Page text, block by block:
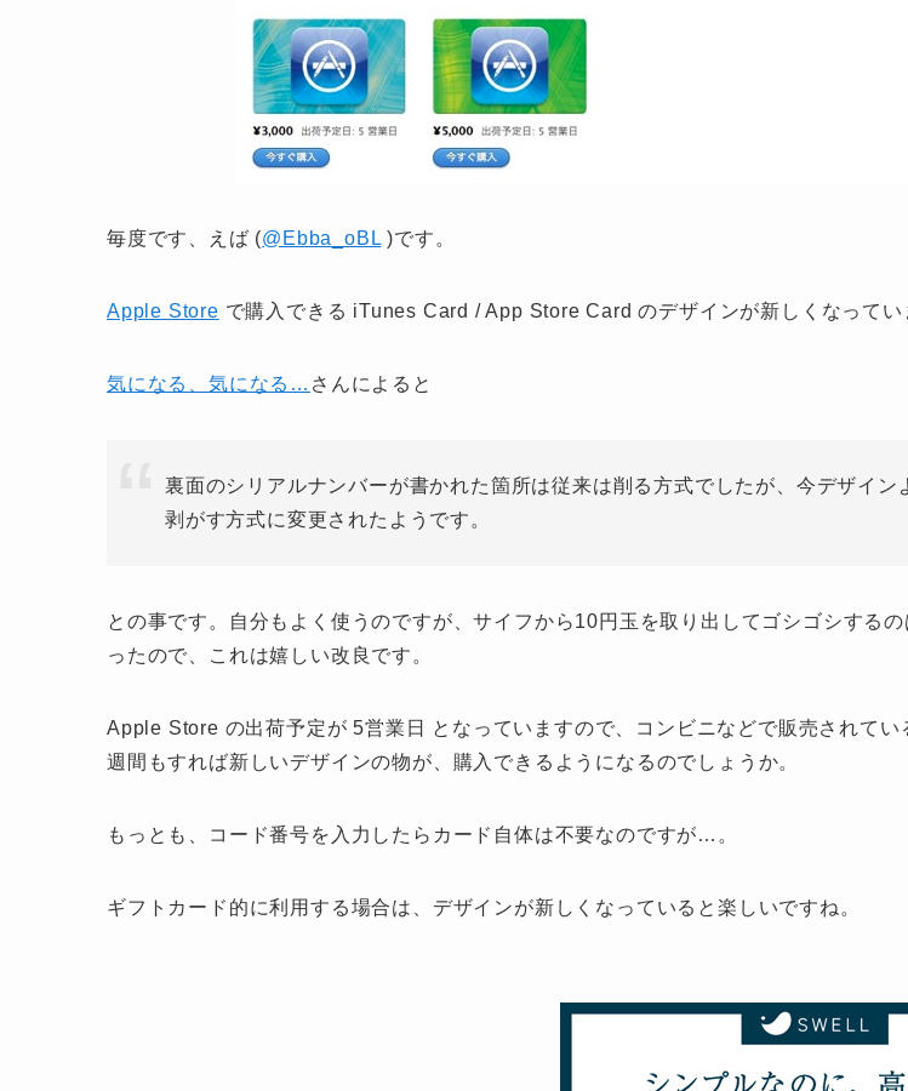
毎度です、えば (@Ebba_oBL )です。
Apple Store で購入できる iTunes Card / App Store Card のデザインが新しくなってい
気になる、気になる… さんによると
裏面のシリアルナンバーが書かれた箇所は従来は削る方式でしたが、今デザイン
剥がす方式に変更されたようです。
との事です。自分もよく使うのですが、サイフから10円玉を取り出してゴシゴシする
ったので、これは嬉しい改良です。
Apple Store の出荷予定が 5営業日 となっていますので、コンビニなどで販売されてい
週間もすれば新しいデザインの物が、購入できるようになるのでしょうか。
もっとも、コード番号を入力したらカード自体は不要なのですが…。
ギフトカード的に利用する場合は、デザインが新しくなっていると楽しいですね。